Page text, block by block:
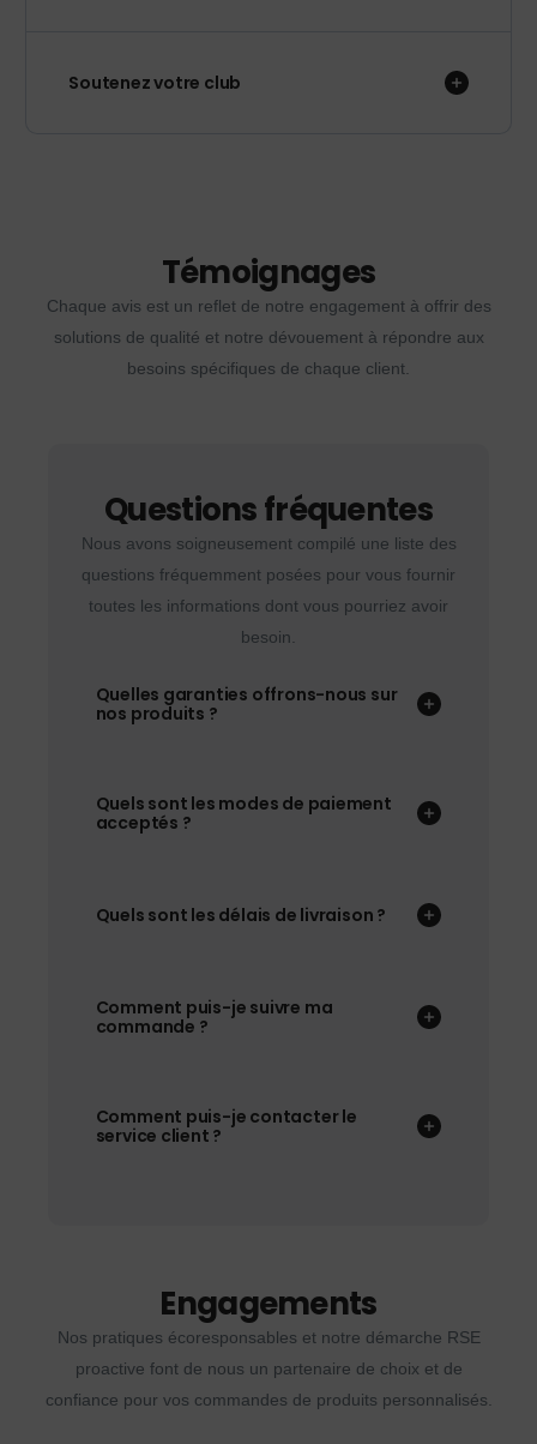
Soutenez votre club
Témoignages
Chaque avis est un reflet de notre engagement à offrir des
solutions de qualité et notre dévouement à répondre aux
besoins spécifiques de chaque client.
Questions fréquentes
Nous avons soigneusement compilé une liste des
questions fréquemment posées pour vous fournir
toutes les informations dont vous pourriez avoir
besoin.
Quelles garanties offrons-nous sur
nos produits ?
Quels sont les modes de paiement
acceptés ?
Quels sont les délais de livraison ?
Comment puis-je suivre ma
commande ?
Comment puis-je contacter le
service client ?
Engagements
Nos pratiques écoresponsables et notre démarche RSE
proactive font de nous un partenaire de choix et de
confiance pour vos commandes de produits personnalisés.